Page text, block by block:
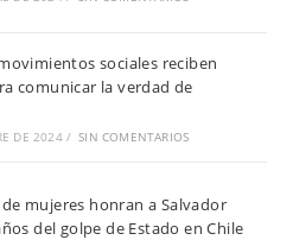
sociales reciben
comunicar la verdad de
DE 2024 / SIN COMENTARIOS
mujeres honran a Salvador
del golpe de Estado en Chile